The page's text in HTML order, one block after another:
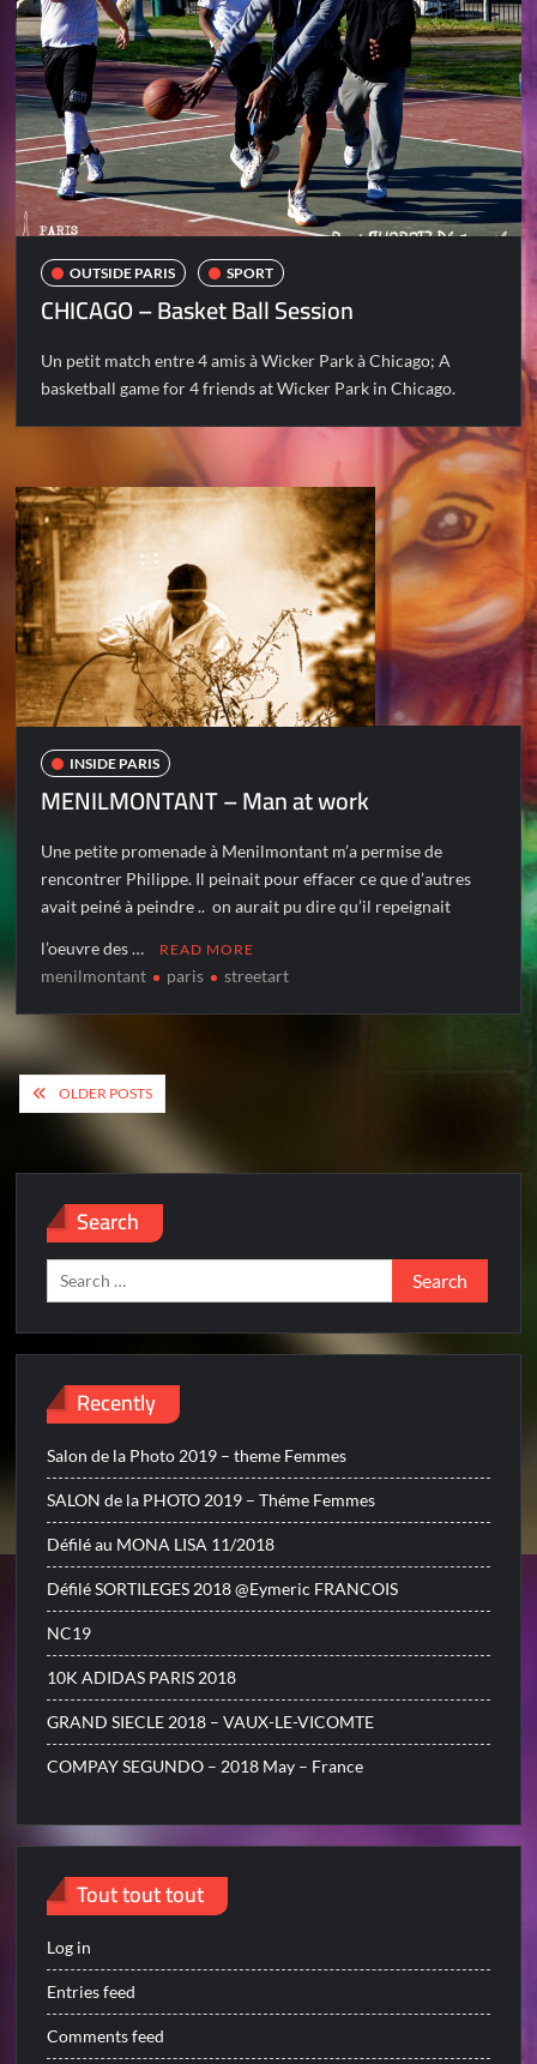
OUTSIDE PARIS SPORT
CHICAGO – Basket Ball Session
Un petit match entre 4 amis à Wicker Park à Chicago; A
basketball game for 4 friends at Wicker Park in Chicago.
INSIDE PARIS
MENILMONTANT – Man at work
Une petite promenade à Menilmontant m’a permise de
rencontrer Philippe. Il peinait pour effacer ce que d’autres
avait peiné à peindre .. on aurait pu dire qu’il repeignait
l’oeuvre des … READ MORE
menilmontant paris streetart
Posts
navigation
OLDER POSTS
Search
Search
for:
Recently
Salon de la Photo 2019 – theme Femmes
SALON de la PHOTO 2019 – Théme Femmes
Défilé au MONA LISA 11/2018
Défilé SORTILEGES 2018 @Eymeric FRANCOIS
NC19
10K ADIDAS PARIS 2018
GRAND SIECLE 2018 – VAUX-LE-VICOMTE
COMPAY SEGUNDO – 2018 May – France
Tout tout tout
Log in
Entries feed
Comments feed